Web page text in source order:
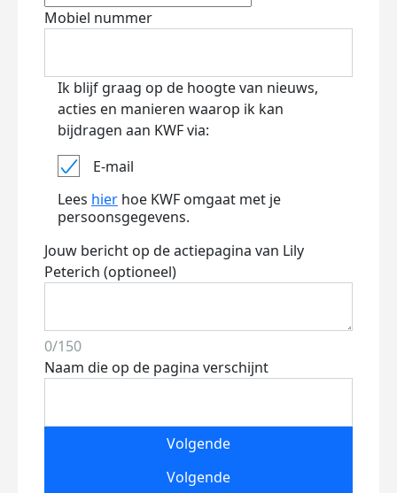
Mobiel nummer
Ik blijf graag op de hoogte van nieuws,
acties en manieren waarop ik kan
bijdragen aan KWF via:
E-mail
Lees hier hoe KWF omgaat met je
persoonsgegevens.
Jouw bericht op de actiepagina van Lily
Peterich (optioneel)
0/150
Naam die op de pagina verschijnt
Volgende
Volgende